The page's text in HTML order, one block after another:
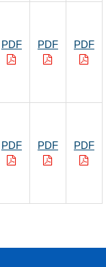
PDF PDF PDF
PDF PDF PDF